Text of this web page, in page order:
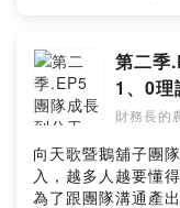
第二季
1、0理
財務長的
向天歌暨鵝舖子團
入，越多人越要懂
為了跟團隊溝通產